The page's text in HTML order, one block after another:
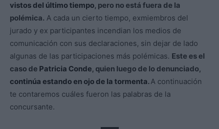
vistos del último tiempo, pero no está fuera de la
polémica. A cada un cierto tiempo, exmiembros del
jurado y ex participantes incendian los medios de
comunicación con sus declaraciones, sin dejar de lado
algunas de las participaciones más polémicas. Este es el
caso de Patricia Conde, quien luego de lo denunciado,
continúa estando en ojo de la tormenta.A continuación
te contaremos cuáles fueron las palabras de la
concursante.